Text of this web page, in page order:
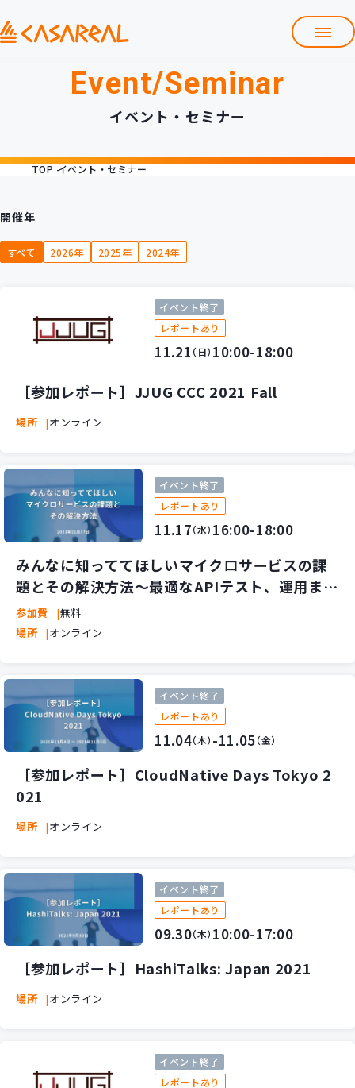
プロダクト開発支援
カスタマイズコース 教材購入
パッケージ開発
イベント・セミナー
ニュース
採用情報
Event/Seminar
イベント・セミナー
TOP イベント・セミナー
開催年
すべて 2026年 2025年 2024年
イベント終了
レポートあり
11.21 （日） 10:00-18:00
［参加レポート］JJUG CCC 2021 Fall
場所 オンライン
イベント終了
レポートあり
11.17（水） 16:00-18:00
みんなに知っててほしいマイクロサービスの課
題とその解決方法〜最適なAPIテスト、運用まる
わかりセミナー〜
参加費
無料
場所
オンライン
イベント終了
レポートあり
11.04（木） -11.05（金）
［参加レポート］CloudNative Days Tokyo 2
021
場所 オンライン
イベント終了
レポートあり
09.30（木） 10:00-17:00
［参加レポート］HashiTalks: Japan 2021
場所 オンライン
イベント終了
レポートあり